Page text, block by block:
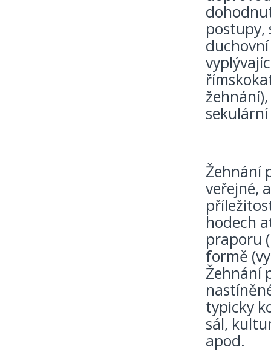
postupy,
Žehnání
veřejné,
hodech
praporu
formě
Žehnání
typicky
sál,
apod.